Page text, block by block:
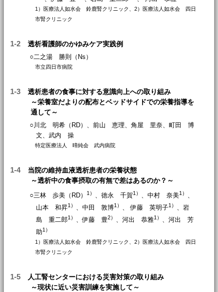
1）医療法人如水会 鈴鹿腎クリニック、2）医療法人如水会 四日
市腎クリニック
1-2 透析看護師のかゆみケア実践例
○二之湯 勝則（Ns）
市立四日市病院
1-3
透析患者の食事に対する意識向上への取り組み
～栄養室だよりの配布とベッドサイドでの栄養指導を
通して～
○川北 明希（RD）、前山 恵理、角屋 里奈、町田 博
文、武内 操
特定医療法人 暲純会 武内病院
1-4
当院の維持血液透析患者の栄養状態
～透析中の食事摂取の有無で差はあるのか？～
○三林 歩美（RD）1） 、徳永 千賀1） 、中村 奈美1） 、
山本 和昇1） 、中田 敦博1） 、 伊藤 英明子1） 、岩
島 重二郎1） 、伊藤 豊2） 、河出 恭雅1） 、河出 芳
助1）
1）医療法人如水会 鈴鹿腎クリニック、2）医療法人如水会 四日
市腎クリニック
1-5
人工腎センターにおける災害対策の取り組み
～現状に近い災害訓練を実施して～